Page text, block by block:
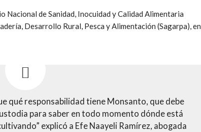
Nacional de Sanidad, Inocuidad y Calidad Alimentaria
Desarrollo Rural, Pesca y Alimentación (Sagarpa), en
qué responsabilidad tiene Monsanto, que debe
para saber en todo momento dónde está
explicó a Efe Naayeli Ramírez, abogada